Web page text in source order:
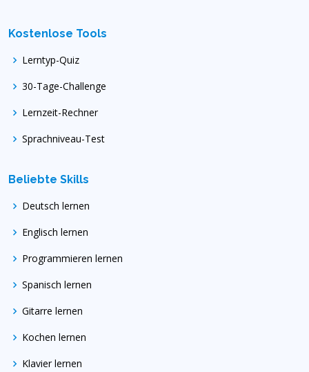
Kostenlose Tools
Lerntyp-Quiz
30-Tage-Challenge
Lernzeit-Rechner
Sprachniveau-Test
Beliebte Skills
Deutsch lernen
Englisch lernen
Programmieren lernen
Spanisch lernen
Gitarre lernen
Kochen lernen
Klavier lernen